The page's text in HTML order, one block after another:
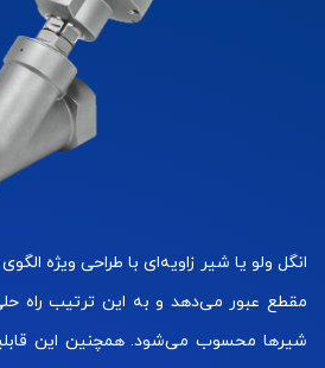
انگل ولو یا شیر زاویه‌ای با طراحی ویژه
مقطع عبور می‌دهد و به این ترتیب راه
شیرها محسوب می‌شود. همچنین این